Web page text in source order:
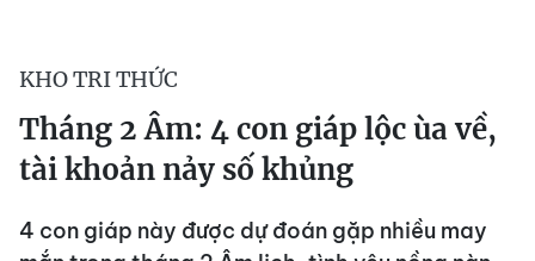
KHO TRI THỨC
Tháng 2 Âm: 4 con giáp lộc ùa về,
tài khoản nảy số khủng
4 con giáp này được dự đoán gặp nhiều may